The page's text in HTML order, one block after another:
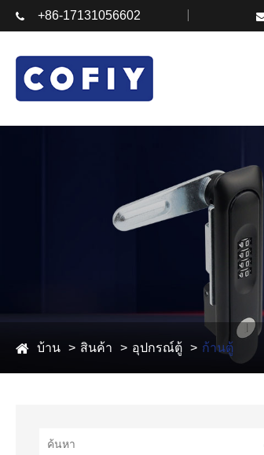
+86-17131056602
บ้าน สินค้า อุปกรณ์ตู้ ก้านตู้